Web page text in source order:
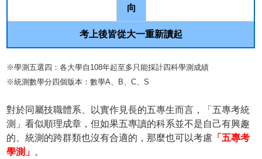
向
考上後皆從大一重新讀起
※學測五選四：各大學自108年起至多只能採計四科學測成績
※統測數學分四個版本：數學A、B、C、S
對於同屬技職體系、以實作見長的五專生而言，「五專考統
測」看似順理成章，但如果五專讀的科系並不是自己有興趣
的、統測的跨群類也沒有合適的，那麼也可以考慮 「五專考
學測」 。